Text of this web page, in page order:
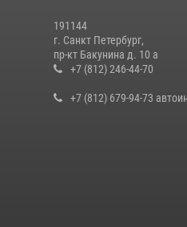
191144
г. Санкт Петербург,
пр-кт Бакунина д. 10 а
+7 (812) 246-44-70
+7 (812) 679-94-73